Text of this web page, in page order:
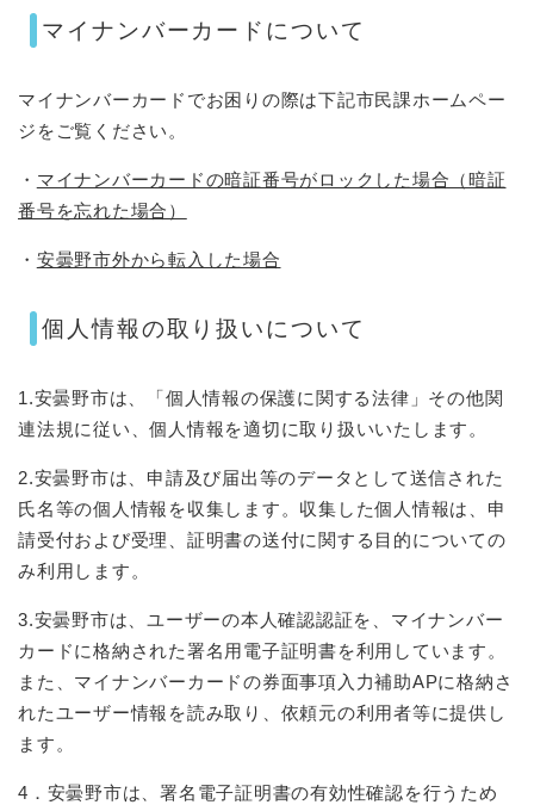
マイナンバーカードについて
マイナンバーカードでお困りの際は下記市民課ホームペー
ジをご覧ください。
・ マイナンバーカードの暗証番号がロックした場合（暗証
番号を忘れた場合）
・ 安曇野市外から転入した場合
個人情報の取り扱いについて
1.安曇野市は、「個人情報の保護に関する法律」その他関
連法規に従い、個人情報を適切に取り扱いいたします。
2.安曇野市は、申請及び届出等のデータとして送信された
氏名等の個人情報を収集します。収集した個人情報は、申
請受付および受理、証明書の送付に関する目的についての
み利用します。
3.安曇野市は、ユーザーの本人確認認証を、マイナンバー
カードに格納された署名用電子証明書を利用しています。
また、マイナンバーカードの券面事項入力補助APに格納さ
れたユーザー情報を読み取り、依頼元の利用者等に提供し
ます。
4．安曇野市は、署名電子証明書の有効性確認を行うため